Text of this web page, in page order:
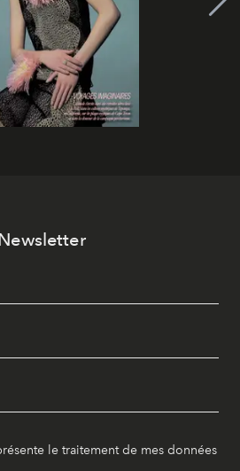
le traitement de mes données